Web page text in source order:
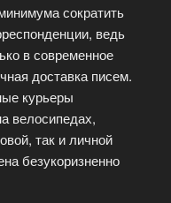
сократить
ведь
в современное
доставка писем.
курьеры
велосипедах,
так и личной
безукоризненно